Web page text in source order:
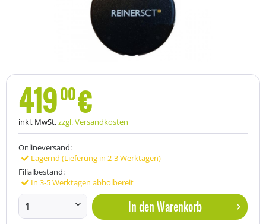
41900€
inkl. MwSt.zzgl. Versandkosten
Onlineversand:
Lagernd (Lieferung in 2-3 Werktagen)
Filialbestand:
In 3-5 Werktagen abholbereit
In denWarenkorb